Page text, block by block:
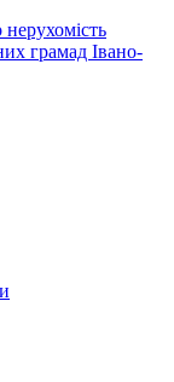
грамад Івано-